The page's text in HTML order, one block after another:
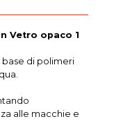
Vetro opaco 1
di polimeri
alle macchie e